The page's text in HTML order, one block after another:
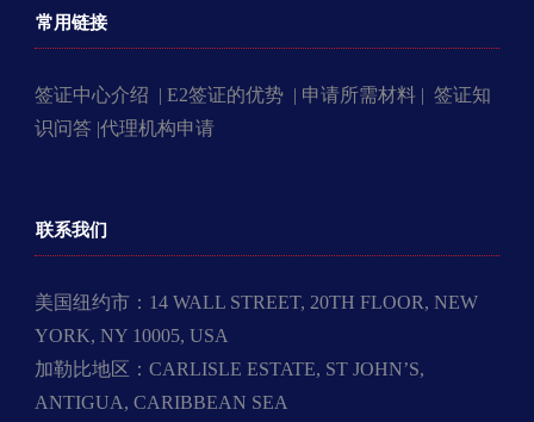
常用链接
签证中心介绍 | E2签证的优势 | 申请所需材料 | 签证知
识问答 |代理机构申请
联系我们
美国纽约市：14 WALL STREET, 20TH FLOOR, NEW
YORK, NY 10005, USA
加勒比地区：CARLISLE ESTATE, ST JOHN’S,
ANTIGUA, CARIBBEAN SEA